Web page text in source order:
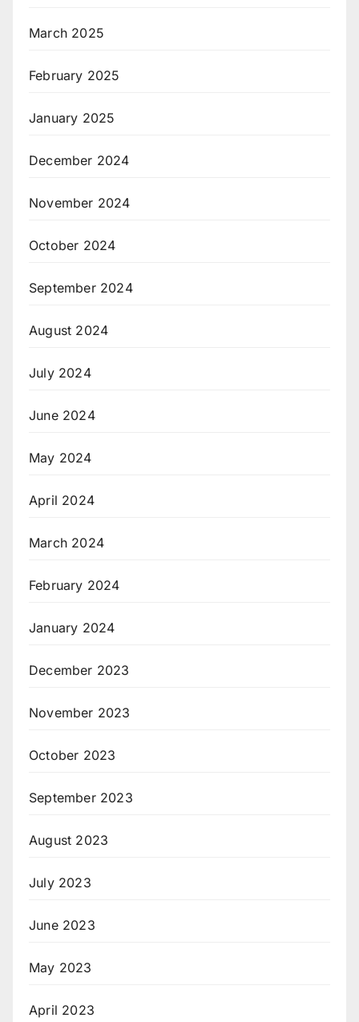
March 2025
February 2025
January 2025
December 2024
November 2024
October 2024
September 2024
August 2024
July 2024
June 2024
May 2024
April 2024
March 2024
February 2024
January 2024
December 2023
November 2023
October 2023
September 2023
August 2023
July 2023
June 2023
May 2023
April 2023